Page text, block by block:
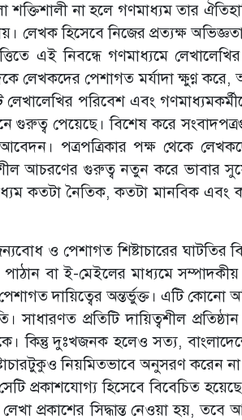
না হলে গণমাধ্যম তার
লেখক হিসেবে নিজের প্রত্যক্ষ
এই নিবন্ধে গণমাধ্যমে
পেশাগত মর্যাদা ক্ষুণ্ণ করে,
লেখালেখির পরিবেশ এবং
গুরুত্ব পেয়েছে। বিশেষ করে
পত্রপত্রিকার পক্ষ থেকে
আচরণের গুরুত্ব নতুন করে ভাবার
কতটা নৈতিক, কতটা মানবিক এবং
ও পেশাগত শিষ্টাচারের ঘাটতির
বা ই-মেইলের মাধ্যমে সম্পাদকীয়
দায়িত্বের অন্তর্ভুক্ত। এটি কোনো
প্রতিটি দায়িত্বশীল প্রতিষ্ঠান
কিন্তু দুঃখজনক হলেও সত্য,
নিয়মিতভাবে অনুসরণ করেন
প্রকাশযোগ্য হিসেবে বিবেচিত
প্রকাশের সিদ্ধান্ত নেওয়া হয়, তবে